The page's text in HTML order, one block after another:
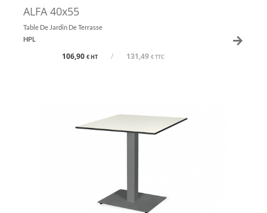
ALFA 40x55
Table De Jardin De Terrasse
HPL
106,90 € HT / 131,49 € TTC